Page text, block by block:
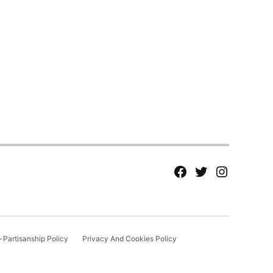
fb Tw tw
Partisanship Policy Privacy And Cookies Policy